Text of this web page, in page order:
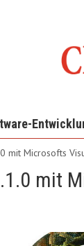
mit Microsofts
mit